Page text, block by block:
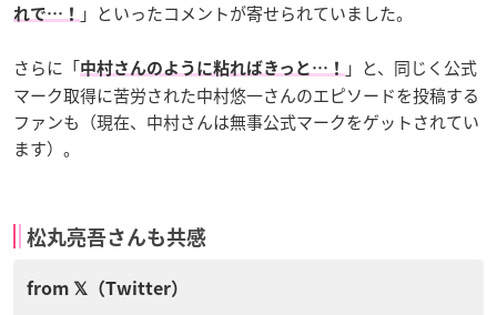
れで…！
」といったコメントが寄せられていました。
さらに「中村さんのように粘ればきっと…！
」と、同じく公式
マーク取得に苦労された中村悠一さんのエピソードを投稿する
ファンも（現在、中村さんは無事公式マークをゲットされてい
ます）。
松丸亮吾さんも共感